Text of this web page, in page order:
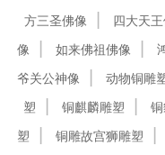
方三圣佛像
四大天
像
如来佛祖佛像
爷关公神像
动物铜雕
塑
铜麒麟雕塑
塑
铜雕故宫狮雕塑